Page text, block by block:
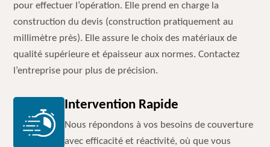
pour effectuer l’opération. Elle prend en charge la
construction du devis (construction pratiquement au
millimètre près). Elle assure le choix des matériaux de
qualité supérieure et épaisseur aux normes. Contactez
l’entreprise pour plus de précision.
Intervention Rapide
Nous répondons à vos besoins de couverture
avec efficacité et réactivité, où que vous